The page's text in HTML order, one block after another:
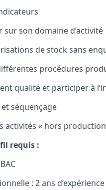
son domaine d’activité
de stock sans
procédures
qualité et participer à
séquençage
activités « hors production
requis :
: 2 ans